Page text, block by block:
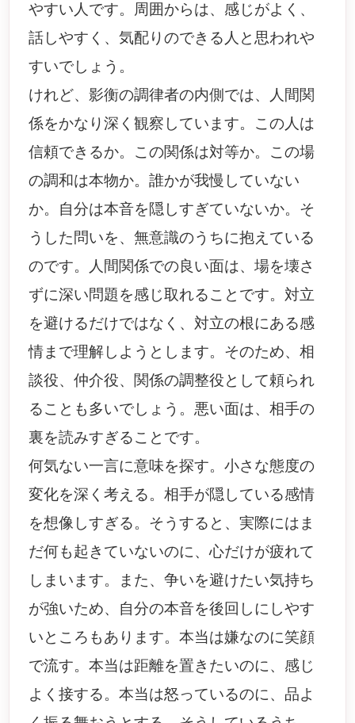
やすい人です。周囲からは、感じがよく、
話しやすく、気配りのできる人と思われや
すいでしょう。
けれど、影衡の調律者の内側では、人間関
係をかなり深く観察しています。この人は
信頼できるか。この関係は対等か。この場
の調和は本物か。誰かが我慢していない
か。自分は本音を隠しすぎていないか。そ
うした問いを、無意識のうちに抱えている
のです。人間関係での良い面は、場を壊さ
ずに深い問題を感じ取れることです。対立
を避けるだけではなく、対立の根にある感
情まで理解しようとします。そのため、相
談役、仲介役、関係の調整役として頼られ
ることも多いでしょう。悪い面は、相手の
裏を読みすぎることです。
何気ない一言に意味を探す。小さな態度の
変化を深く考える。相手が隠している感情
を想像しすぎる。そうすると、実際にはま
だ何も起きていないのに、心だけが疲れて
しまいます。また、争いを避けたい気持ち
が強いため、自分の本音を後回しにしやす
いところもあります。本当は嫌なのに笑顔
で流す。本当は距離を置きたいのに、感じ
よく接する。本当は怒っているのに、品よ